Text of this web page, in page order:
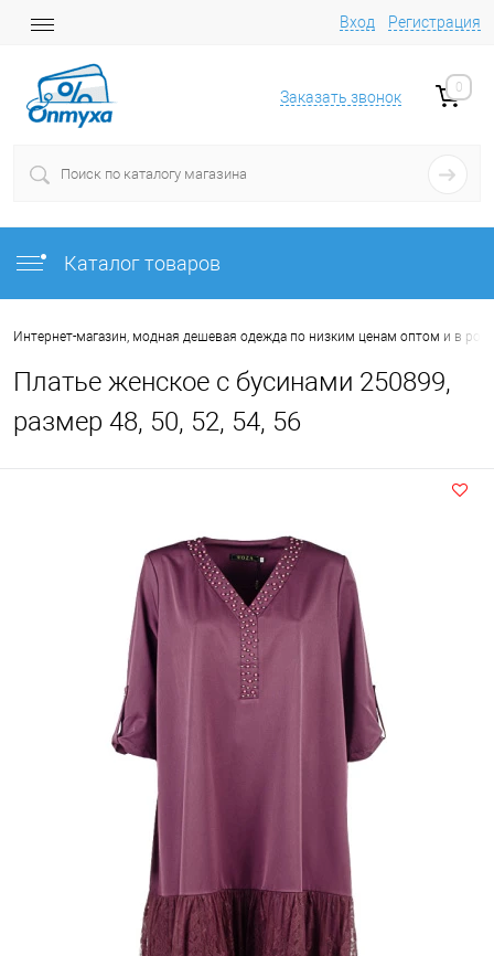
Вход Регистрация
Заказать звонок
0
Каталог товаров
Интернет-магазин, модная дешевая одежда по низким ценам оптом и в
Платье женское с бусинами 250899,
размер 48, 50, 52, 54, 56